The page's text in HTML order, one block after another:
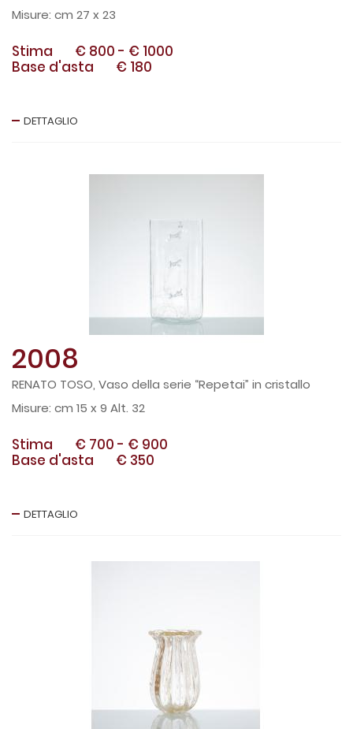
cm 27 x 23
Stima € 800 - € 1000
Base d'asta
€ 180
DETTAGLIO
2008
RENATO TOSO, Vaso della serie “Repetai” in cristallo
cm 15 x 9 Alt. 32
Stima € 700 - € 900
Base d'asta
€ 350
DETTAGLIO